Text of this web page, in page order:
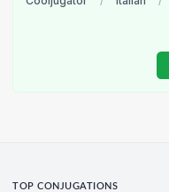
TOP CONJUGATIONS